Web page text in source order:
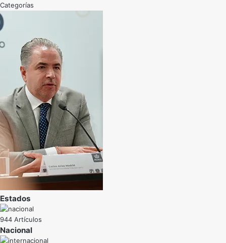
Categorías
Estados
944 Artículos
Nacional